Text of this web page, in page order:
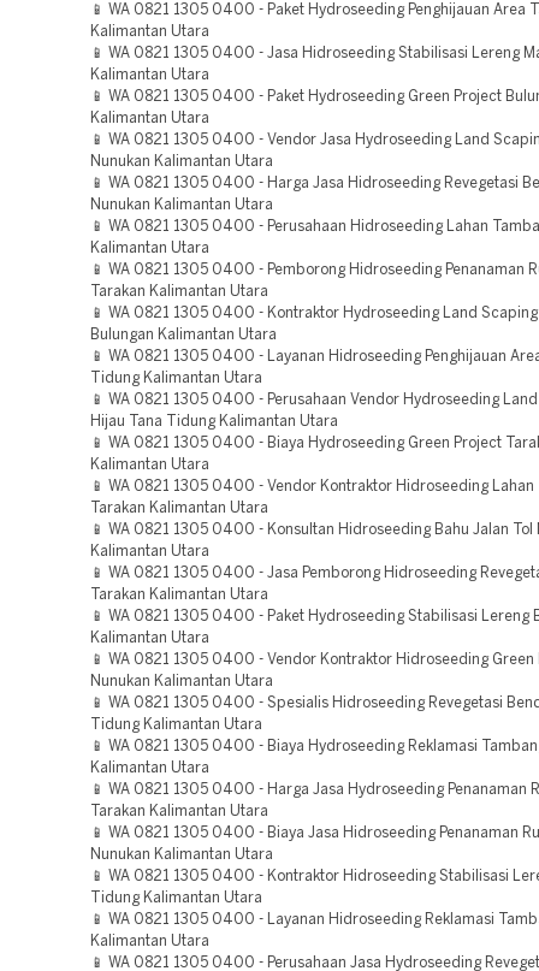
📱 WA 0821 1305 0400 - Paket Hydroseeding Penghijauan Area
Kalimantan Utara
📱 WA 0821 1305 0400 - Jasa Hidroseeding Stabilisasi Lereng
Kalimantan Utara
📱 WA 0821 1305 0400 - Paket Hydroseeding Green Project
Kalimantan Utara
📱 WA 0821 1305 0400 - Vendor Jasa Hydroseeding Land
Nunukan Kalimantan Utara
📱 WA 0821 1305 0400 - Harga Jasa Hidroseeding Revegetasi
Nunukan Kalimantan Utara
📱 WA 0821 1305 0400 - Perusahaan Hidroseeding Lahan
Kalimantan Utara
📱 WA 0821 1305 0400 - Pemborong Hidroseeding Penanaman
Tarakan Kalimantan Utara
📱 WA 0821 1305 0400 - Kontraktor Hydroseeding Land
Bulungan Kalimantan Utara
📱 WA 0821 1305 0400 - Layanan Hidroseeding Penghijauan
Tidung Kalimantan Utara
📱 WA 0821 1305 0400 - Perusahaan Vendor Hydroseeding
Hijau Tana Tidung Kalimantan Utara
📱 WA 0821 1305 0400 - Biaya Hydroseeding Green Project
Kalimantan Utara
📱 WA 0821 1305 0400 - Vendor Kontraktor Hidroseeding Lahan
Tarakan Kalimantan Utara
📱 WA 0821 1305 0400 - Konsultan Hidroseeding Bahu Jalan Tol
Kalimantan Utara
📱 WA 0821 1305 0400 - Jasa Pemborong Hidroseeding
Tarakan Kalimantan Utara
📱 WA 0821 1305 0400 - Paket Hydroseeding Stabilisasi Lereng
Kalimantan Utara
📱 WA 0821 1305 0400 - Vendor Kontraktor Hidroseeding Green
Nunukan Kalimantan Utara
📱 WA 0821 1305 0400 - Spesialis Hidroseeding Revegetasi
Tidung Kalimantan Utara
📱 WA 0821 1305 0400 - Biaya Hydroseeding Reklamasi
Kalimantan Utara
📱 WA 0821 1305 0400 - Harga Jasa Hydroseeding Penanaman
Tarakan Kalimantan Utara
📱 WA 0821 1305 0400 - Biaya Jasa Hidroseeding Penanaman
Nunukan Kalimantan Utara
📱 WA 0821 1305 0400 - Kontraktor Hidroseeding Stabilisasi
Tidung Kalimantan Utara
📱 WA 0821 1305 0400 - Layanan Hidroseeding Reklamasi
Kalimantan Utara
📱 WA 0821 1305 0400 - Perusahaan Jasa Hydroseeding